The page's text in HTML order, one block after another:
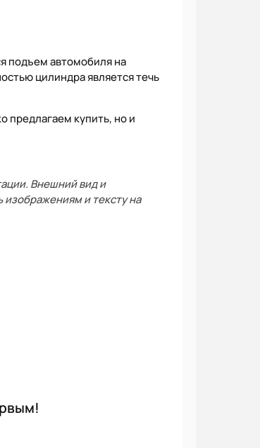
подъем автомобиля на
цилиндра является течь
предлагаем купить, но и
Внешний вид и
изображениям и тексту на